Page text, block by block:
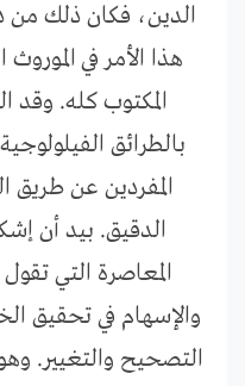
الدين، فكان ذلك
هذا الأمر في
المكتوب كله. وقد
بالطرائق
المفردين عن طريق
الدقيق. بيد أن
المعاصرة التي
والإسهام في تحقيق
التصحيح والتغيير.